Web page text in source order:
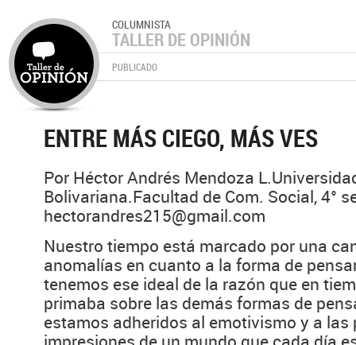
COLUMNISTA
TALLER DE OPINIÓN
PUBLICADO
ENTRE MÁS CIEGO, MÁS VES
Por Héctor Andrés Mendoza
Bolivariana.Facultad de Com. Social, 4°
hectorandres215@gmail.com
Nuestro tiempo está marcado por una
anomalías en cuanto a la forma de
tenemos ese ideal de la razón que en
primaba sobre las demás formas de
estamos adheridos al emotivismo y a las